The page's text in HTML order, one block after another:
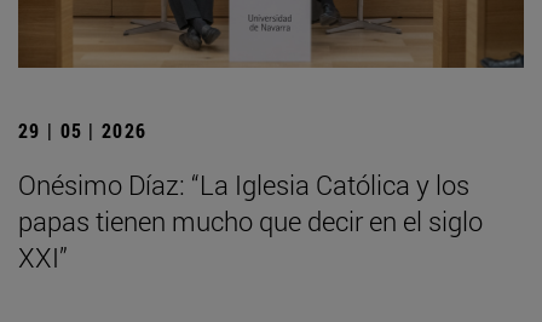
29 | 05 | 2026
Onésimo Díaz: “La Iglesia Católica y los
papas tienen mucho que decir en el siglo
XXI”